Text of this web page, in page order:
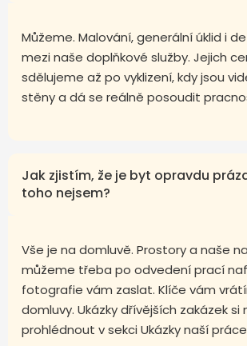
Můžeme. Malování, generální úklid i
mezi naše doplňkové služby. Jejich
sdělujeme až po vyklizení, kdy jsou
stěny a dá se reálně posoudit
Jak zjistím, že je byt opravdu
toho nejsem?
Vše je na domluvě. Prostory a naše
můžeme třeba po odvedení prací
fotografie vám zaslat. Klíče vám
domluvy. Ukázky dřívějších zakázek si
prohlédnout v sekci Ukázky naší